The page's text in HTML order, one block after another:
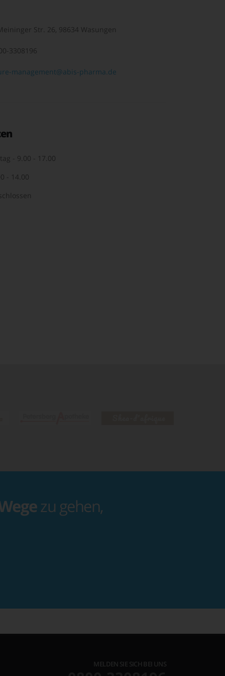
Str. 26, 98634 Wasungen
3308196
management@abis-pharma.de
- 9.00 - 17.00
- 14.00
zu gehen,
MELDEN SIE SICH BEI UNS